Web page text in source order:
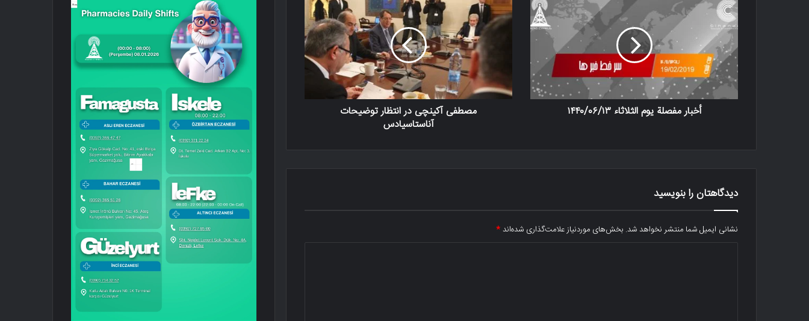
أخبار مفصلة يوم الثلاثاء ۱۴۴۰/۰۶/۱۳
مصطفی آکینچی در انتظار توضیحات
آناستاسیادس
دیدگاهتان را بنویسید
نشانی ایمیل شما منتشر نخواهد شد. بخش‌های موردنیاز علامت‌گذاری شده‌اند*